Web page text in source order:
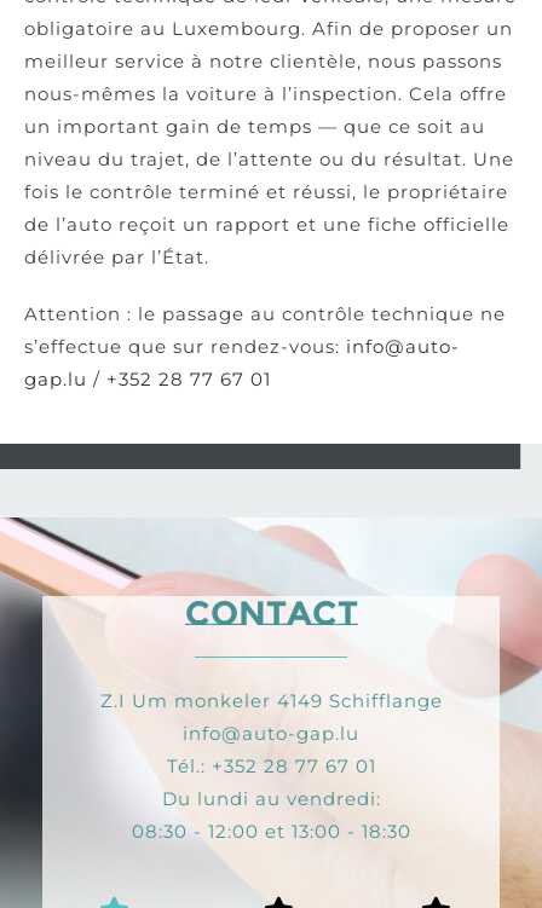
obligatoire au Luxembourg. Afin de proposer un
meilleur service à notre clientèle, nous passons
nous-mêmes la voiture à l’inspection. Cela offre
un important gain de temps — que ce soit au
niveau du trajet, de l’attente ou du résultat. Une
fois le contrôle terminé et réussi, le propriétaire
de l’auto reçoit un rapport et une fiche officielle
délivrée par l’État.
Attention : le passage au contrôle technique ne
s’effectue que sur rendez-vous: info@auto-
gap.lu / +352 28 77 67 01
Contact
Z.I Um monkeler 4149 Schifflange
info@auto-gap.lu
Tél.: +352 28 77 67 01
Du lundi au vendredi:
08:30 - 12:00 et 13:00 - 18:30